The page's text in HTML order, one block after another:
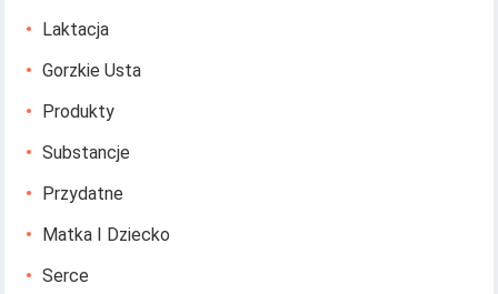
Laktacja
Gorzkie Usta
Produkty
Substancje
Przydatne
Matka I Dziecko
Serce